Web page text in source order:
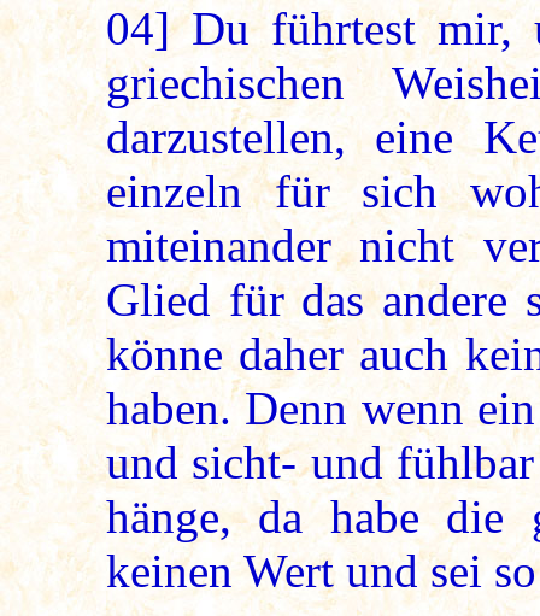
04]Du führtest mir,
griechischen
darzustellen, eine
einzeln für sich
miteinander nicht
Glied für das andere
könne daher auch
haben. Denn wenn
und sicht- und
hänge, da habe die
keinen Wert und sei